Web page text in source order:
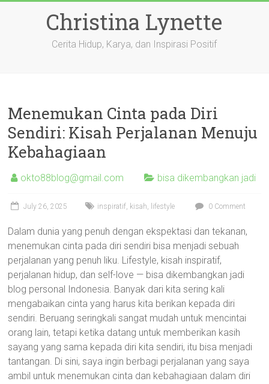
Christina Lynette
Cerita Hidup, Karya, dan Inspirasi Positif
Menemukan Cinta pada Diri
Sendiri: Kisah Perjalanan Menuju
Kebahagiaan
okto88blog@gmail.com bisa dikembangkan jadi
July 26, 2025 inspiratif, kisah, lifestyle 0 Comment
Dalam dunia yang penuh dengan ekspektasi dan tekanan,
menemukan cinta pada diri sendiri bisa menjadi sebuah
perjalanan yang penuh liku. Lifestyle, kisah inspiratif,
perjalanan hidup, dan self-love — bisa dikembangkan jadi
blog personal Indonesia. Banyak dari kita sering kali
mengabaikan cinta yang harus kita berikan kepada diri
sendiri. Beruang seringkali sangat mudah untuk mencintai
orang lain, tetapi ketika datang untuk memberikan kasih
sayang yang sama kepada diri kita sendiri, itu bisa menjadi
tantangan. Di sini, saya ingin berbagi perjalanan yang saya
ambil untuk menemukan cinta dan kebahagiaan dalam diri